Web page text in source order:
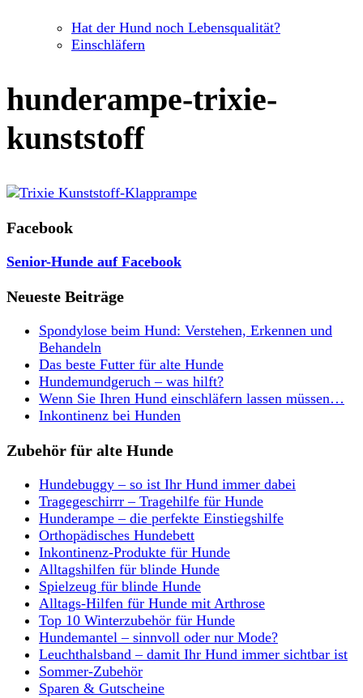
Hat der Hund noch Lebensqualität?
Einschläfern
hunderampe-trixie-
kunststoff
Facebook
Senior-Hunde auf Facebook
Neueste Beiträge
Spondylose beim Hund: Verstehen, Erkennen und
Behandeln
Das beste Futter für alte Hunde
Hundemundgeruch – was hilft?
Wenn Sie Ihren Hund einschläfern lassen müssen…
Inkontinenz bei Hunden
Zubehör für alte Hunde
Hundebuggy – so ist Ihr Hund immer dabei
Tragegeschirrr – Tragehilfe für Hunde
Hunderampe – die perfekte Einstiegshilfe
Orthopädisches Hundebett
Inkontinenz-Produkte für Hunde
Alltagshilfen für blinde Hunde
Spielzeug für blinde Hunde
Alltags-Hilfen für Hunde mit Arthrose
Top 10 Winterzubehör für Hunde
Hundemantel – sinnvoll oder nur Mode?
Leuchthalsband – damit Ihr Hund immer sichtbar ist
Sommer-Zubehör
Sparen & Gutscheine